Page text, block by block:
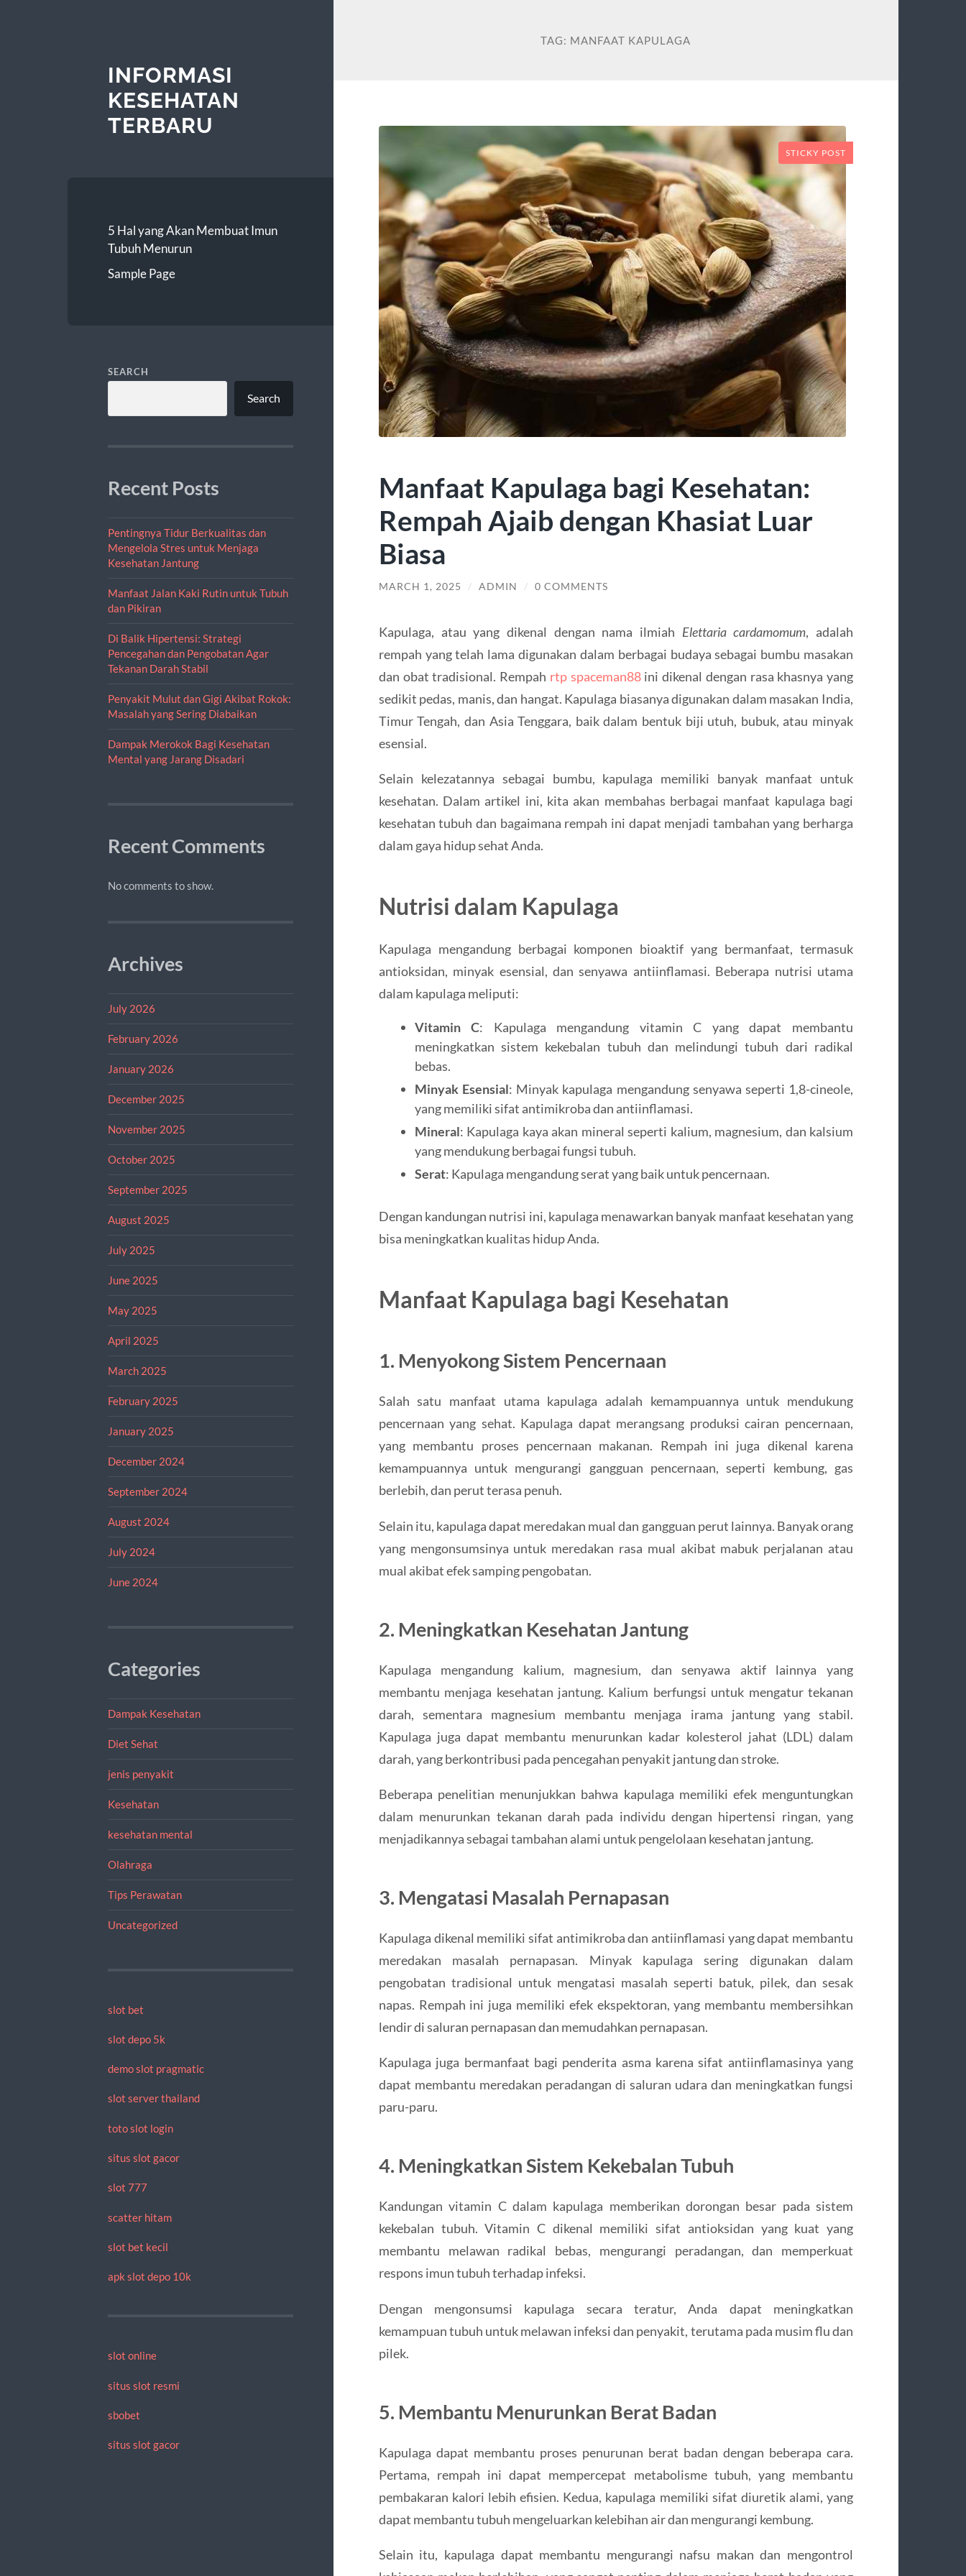
INFORMASI
KESEHATAN
TERBARU
5 Hal yang Akan Membuat Imun
Tubuh Menurun
Sample Page
SEARCH
Search
Recent Posts
Pentingnya Tidur Berkualitas dan
Mengelola Stres untuk Menjaga
Kesehatan Jantung
Manfaat Jalan Kaki Rutin untuk Tubuh
dan Pikiran
Di Balik Hipertensi: Strategi
Pencegahan dan Pengobatan Agar
Tekanan Darah Stabil
Penyakit Mulut dan Gigi Akibat Rokok:
Masalah yang Sering Diabaikan
Dampak Merokok Bagi Kesehatan
Mental yang Jarang Disadari
Recent Comments
No comments to show.
Archives
July 2026
February 2026
January 2026
December 2025
November 2025
October 2025
September 2025
August 2025
July 2025
June 2025
May 2025
April 2025
March 2025
February 2025
January 2025
December 2024
September 2024
August 2024
July 2024
June 2024
Categories
Dampak Kesehatan
Diet Sehat
jenis penyakit
Kesehatan
kesehatan mental
Olahraga
Tips Perawatan
Uncategorized
slot bet
slot depo 5k
demo slot pragmatic
slot server thailand
toto slot login
situs slot gacor
slot 777
scatter hitam
slot bet kecil
apk slot depo 10k
slot online
situs slot resmi
sbobet
situs slot gacor
TAG: MANFAAT KAPULAGA
STICKY POST
Manfaat Kapulaga bagi Kesehatan:
Rempah Ajaib dengan Khasiat Luar
Biasa
MARCH 1, 2025 / ADMIN / 0 COMMENTS
Kapulaga, atau yang dikenal dengan nama ilmiah Elettaria cardamomum, adalah
rempah yang telah lama digunakan dalam berbagai budaya sebagai bumbu masakan
dan obat tradisional. Rempah rtp spaceman88ini dikenal dengan rasa khasnya yang
sedikit pedas, manis, dan hangat. Kapulaga biasanya digunakan dalam masakan India,
Timur Tengah, dan Asia Tenggara, baik dalam bentuk biji utuh, bubuk, atau minyak
esensial.
Selain kelezatannya sebagai bumbu, kapulaga memiliki banyak manfaat untuk
kesehatan. Dalam artikel ini, kita akan membahas berbagai manfaat kapulaga bagi
kesehatan tubuh dan bagaimana rempah ini dapat menjadi tambahan yang berharga
dalam gaya hidup sehat Anda.
Nutrisi dalam Kapulaga
Kapulaga mengandung berbagai komponen bioaktif yang bermanfaat, termasuk
antioksidan, minyak esensial, dan senyawa antiinflamasi. Beberapa nutrisi utama
dalam kapulaga meliputi:
Vitamin C: Kapulaga mengandung vitamin C yang dapat membantu
meningkatkan sistem kekebalan tubuh dan melindungi tubuh dari radikal
bebas.
Minyak Esensial: Minyak kapulaga mengandung senyawa seperti 1,8-cineole,
yang memiliki sifat antimikroba dan antiinflamasi.
Mineral: Kapulaga kaya akan mineral seperti kalium, magnesium, dan kalsium
yang mendukung berbagai fungsi tubuh.
Serat: Kapulaga mengandung serat yang baik untuk pencernaan.
Dengan kandungan nutrisi ini, kapulaga menawarkan banyak manfaat kesehatan yang
bisa meningkatkan kualitas hidup Anda.
Manfaat Kapulaga bagi Kesehatan
1. Menyokong Sistem Pencernaan
Salah satu manfaat utama kapulaga adalah kemampuannya untuk mendukung
pencernaan yang sehat. Kapulaga dapat merangsang produksi cairan pencernaan,
yang membantu proses pencernaan makanan. Rempah ini juga dikenal karena
kemampuannya untuk mengurangi gangguan pencernaan, seperti kembung, gas
berlebih, dan perut terasa penuh.
Selain itu, kapulaga dapat meredakan mual dan gangguan perut lainnya. Banyak orang
yang mengonsumsinya untuk meredakan rasa mual akibat mabuk perjalanan atau
mual akibat efek samping pengobatan.
2. Meningkatkan Kesehatan Jantung
Kapulaga mengandung kalium, magnesium, dan senyawa aktif lainnya yang
membantu menjaga kesehatan jantung. Kalium berfungsi untuk mengatur tekanan
darah, sementara magnesium membantu menjaga irama jantung yang stabil.
Kapulaga juga dapat membantu menurunkan kadar kolesterol jahat (LDL) dalam
darah, yang berkontribusi pada pencegahan penyakit jantung dan stroke.
Beberapa penelitian menunjukkan bahwa kapulaga memiliki efek menguntungkan
dalam menurunkan tekanan darah pada individu dengan hipertensi ringan, yang
menjadikannya sebagai tambahan alami untuk pengelolaan kesehatan jantung.
3. Mengatasi Masalah Pernapasan
Kapulaga dikenal memiliki sifat antimikroba dan antiinflamasi yang dapat membantu
meredakan masalah pernapasan. Minyak kapulaga sering digunakan dalam
pengobatan tradisional untuk mengatasi masalah seperti batuk, pilek, dan sesak
napas. Rempah ini juga memiliki efek ekspektoran, yang membantu membersihkan
lendir di saluran pernapasan dan memudahkan pernapasan.
Kapulaga juga bermanfaat bagi penderita asma karena sifat antiinflamasinya yang
dapat membantu meredakan peradangan di saluran udara dan meningkatkan fungsi
paru-paru.
4. Meningkatkan Sistem Kekebalan Tubuh
Kandungan vitamin C dalam kapulaga memberikan dorongan besar pada sistem
kekebalan tubuh. Vitamin C dikenal memiliki sifat antioksidan yang kuat yang
membantu melawan radikal bebas, mengurangi peradangan, dan memperkuat
respons imun tubuh terhadap infeksi.
Dengan mengonsumsi kapulaga secara teratur, Anda dapat meningkatkan
kemampuan tubuh untuk melawan infeksi dan penyakit, terutama pada musim flu dan
pilek.
5. Membantu Menurunkan Berat Badan
Kapulaga dapat membantu proses penurunan berat badan dengan beberapa cara.
Pertama, rempah ini dapat mempercepat metabolisme tubuh, yang membantu
pembakaran kalori lebih efisien. Kedua, kapulaga memiliki sifat diuretik alami, yang
dapat membantu tubuh mengeluarkan kelebihan air dan mengurangi kembung.
Selain itu, kapulaga dapat membantu mengurangi nafsu makan dan mengontrol